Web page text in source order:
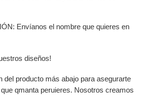
Envíanos el nombre que quieres en
diseños!
del producto más abajo para asegurarte
qmanta peruieres. Nosotros creamos